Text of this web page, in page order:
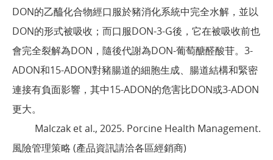
DON的乙醯化合物經口服於豬消化系統中完全水解，並以
DON的形式被吸收；而口服DON-3-G後，它在被吸收前也
會完全裂解為DON，隨後代謝為DON-葡萄醣醛酸苷。3-
ADON和15-ADON對豬腸道的細胞生成、腸道結構和緊密
連接有負面影響，其中15-ADON的危害比DON或3-ADON
更大。
Malczak et al., 2025. Porcine Health Management.
風險管理策略 (產品資訊請洽各區經銷商)